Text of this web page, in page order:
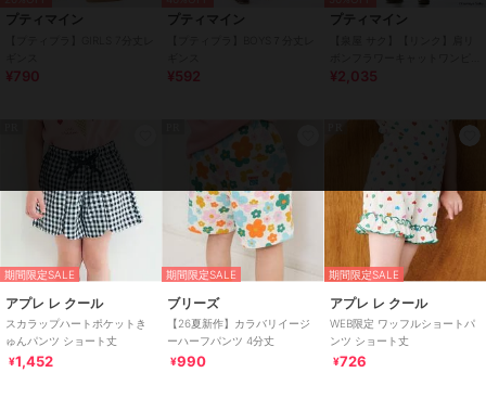
プティマイン
¥790
プティマイン
¥592
プティマイン
ース
¥2,035
期間限定SALE
アプレ レ クール
スカラップハートポケットき
ゅんパンツ ショート丈
¥1,452
期間限定SALE
ブリーズ
【26夏新作】カラバリイージ
ーハーフパンツ 4分丈
¥990
期間限定SALE
アプレ レ クール
WEB限定 ワッフルショートパ
ンツ ショート丈
¥726